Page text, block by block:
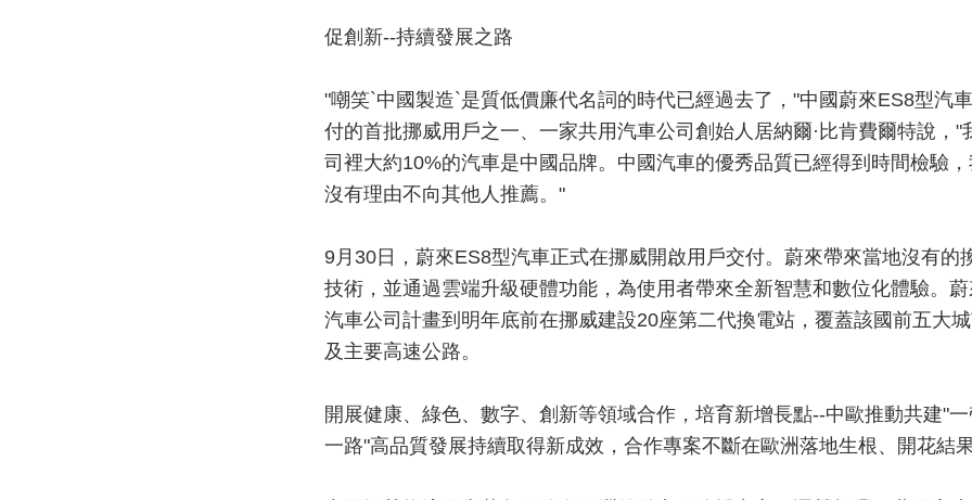
促創新--持續發展之路
"嘲笑`中國製造`是質低價廉代名詞的時代已經過去了，"中國蔚來ES8型汽
付的首批挪威用戶之一、一家共用汽車公司創始人居納爾·比肯費爾特說，"
司裡大約10%的汽車是中國品牌。中國汽車的優秀品質已經得到時間檢驗
沒有理由不向其他人推薦。"
9月30日，蔚來ES8型汽車正式在挪威開啟用戶交付。蔚來帶來當地沒有的
技術，並通過雲端升級硬體功能，為使用者帶來全新智慧和數位化體驗。蔚
汽車公司計畫到明年底前在挪威建設20座第二代換電站，覆蓋該國前五大
及主要高速公路。
開展健康、綠色、數字、創新等領域合作，培育新增長點--中歐推動共建"一
一路"高品質發展持續取得新成效，合作專案不斷在歐洲落地生根、開花結果